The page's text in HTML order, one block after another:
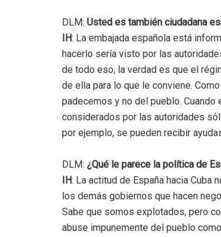
DLM: Usted es también ciudadana
IH: La embajada española está
hacerlo sería visto por las
de todo eso, la verdad es que el
de ella para lo que le conviene.
padecemos y no del pueblo.
considerados por las autoridades
por ejemplo, se pueden recibir
DLM: ¿Qué le parece la política de
IH: La actitud de España hacia Cuba
los demás gobiernos que hacen
Sabe que somos explotados, pero
abuse impunemente del pueblo